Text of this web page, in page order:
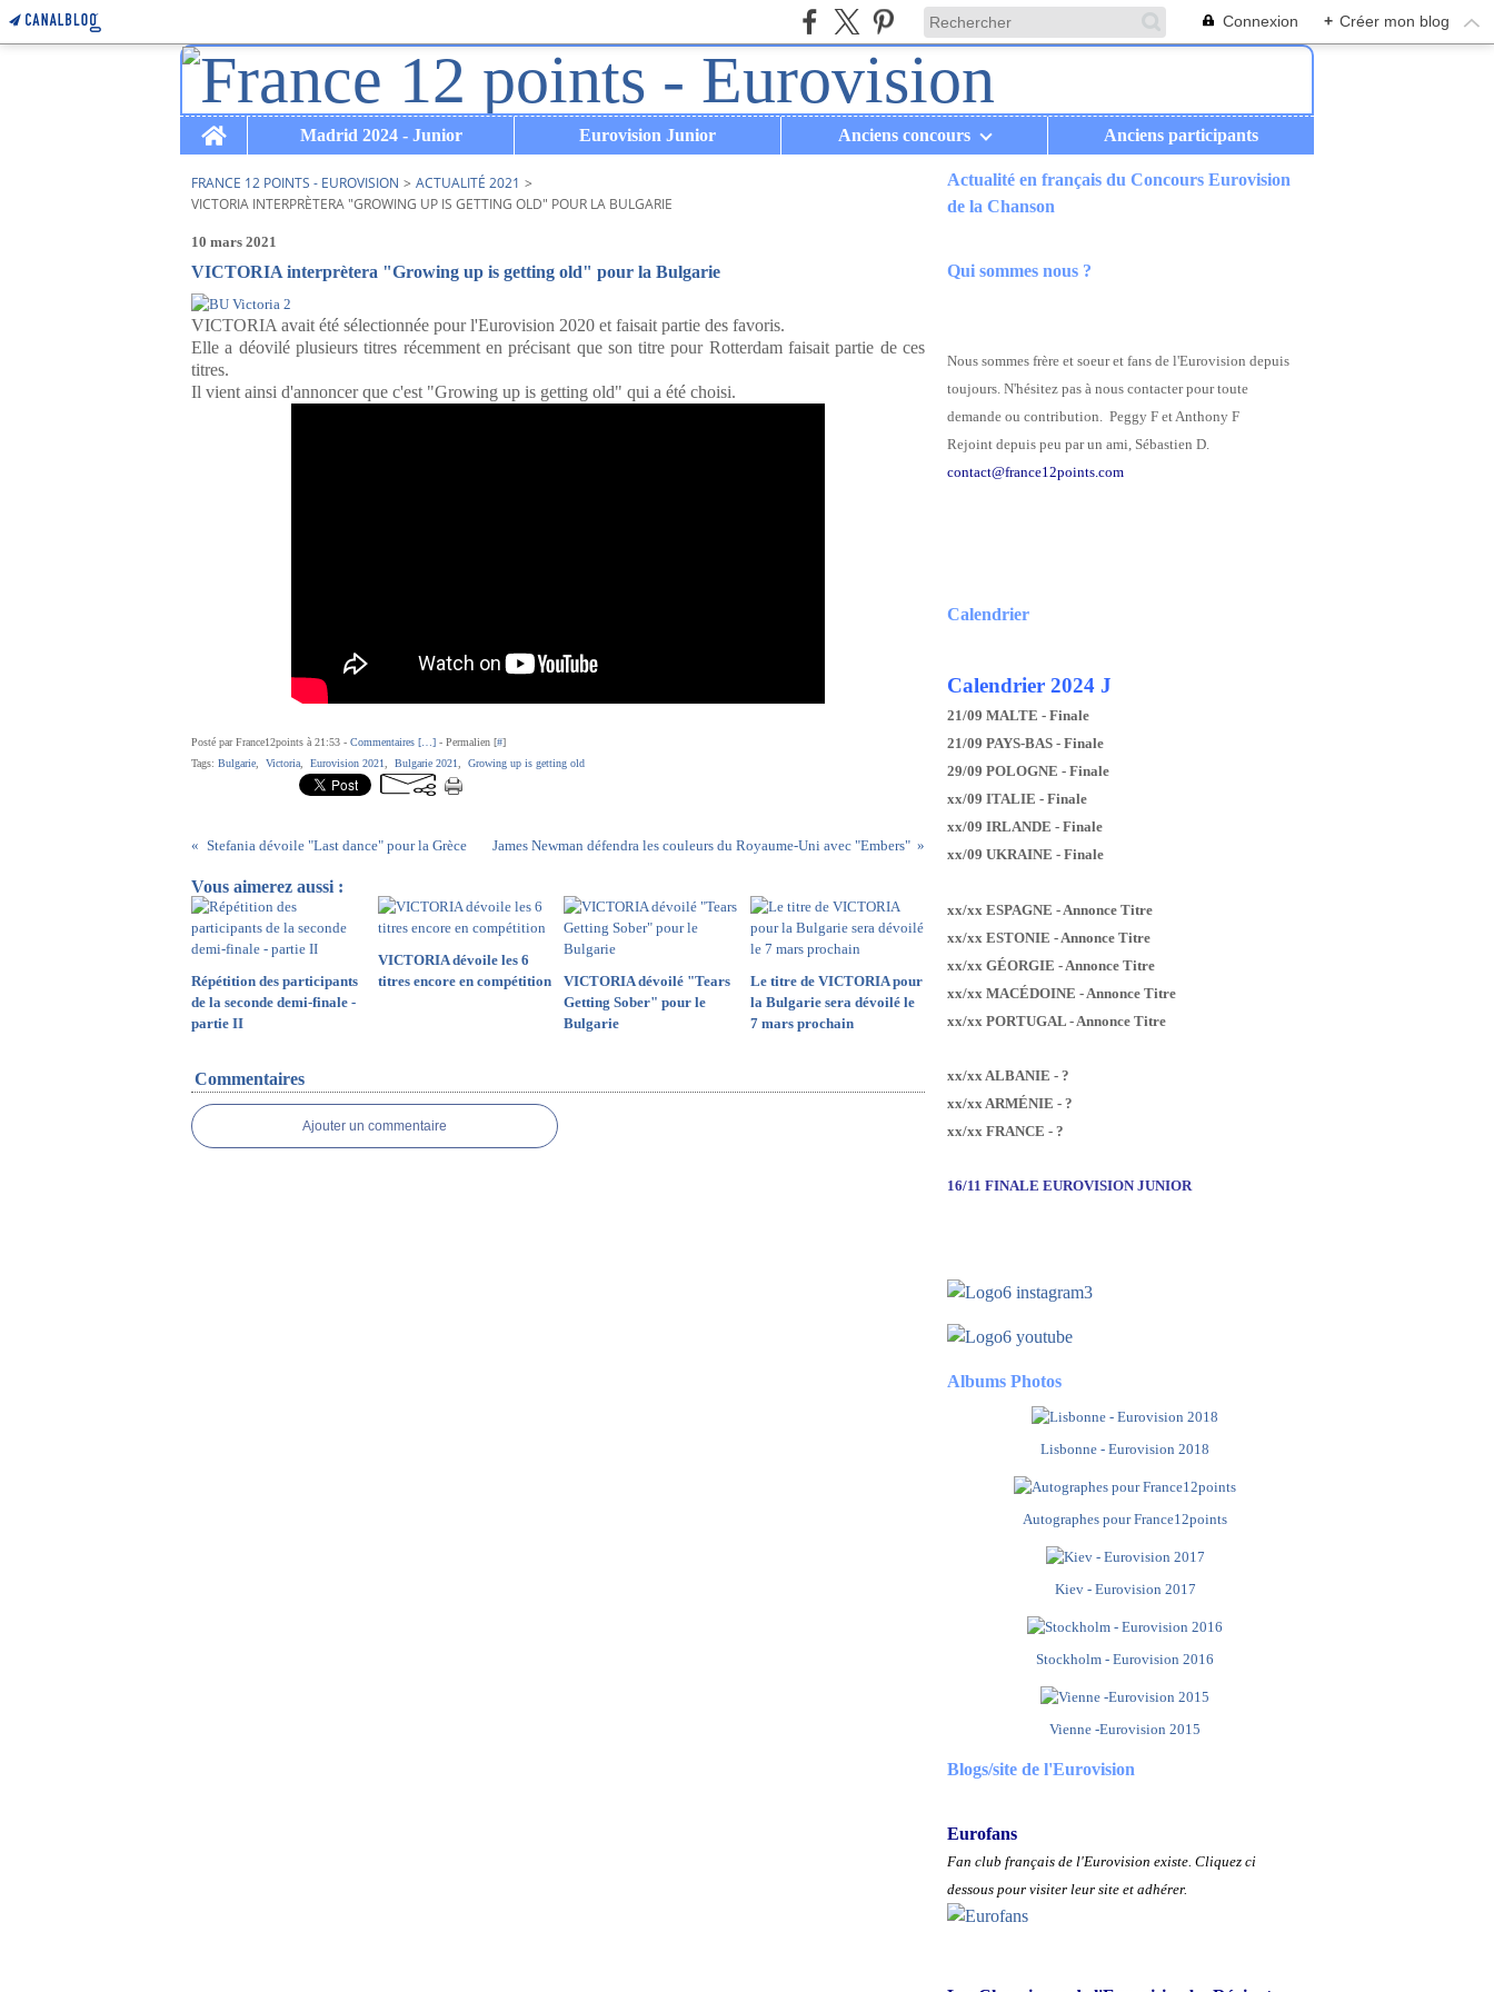
Connexion + Créer mon blog
Home
Madrid 2024 - Junior Eurovision Junior Anciens concours Anciens participants
FRANCE 12 POINTS - EUROVISION > ACTUALITÉ 2021 >
VICTORIA INTERPRÈTERA "GROWING UP IS GETTING OLD" POUR LA BULGARIE
10 mars 2021
VICTORIA interprètera "Growing up is getting old" pour la Bulgarie
VICTORIA avait été sélectionnée pour l'Eurovision 2020 et faisait partie des favoris.
Elle a déovilé plusieurs titres récemment en précisant que son titre pour Rotterdam faisait partie de ces
titres.
Il vient ainsi d'annoncer que c'est "Growing up is getting old" qui a été choisi.
Posté par France12points à 21:53 - Commentaires [ ] - Permalien [#]
Tags: Bulgarie Victoria Eurovision 2021 Bulgarie 2021 Growing up is getting old
Stefania dévoile "Last dance" pour la Grèce James Newman défendra les couleurs du Royaume-Uni avec "Embers"
Vous aimerez aussi :
Répétition des participants
de la seconde demi-finale -
partie II
VICTORIA dévoile les 6
titres encore en compétition
VICTORIA dévoilé "Tears
Getting Sober" pour le
Bulgarie
Le titre de VICTORIA pour
la Bulgarie sera dévoilé le
7 mars prochain
Commentaires
Ajouter un commentaire
Actualité en français du Concours Eurovision
de la Chanson
Qui sommes nous ?
Nous sommes frère et soeur et fans de l'Eurovision depuis
toujours. N'hésitez pas à nous contacter pour toute
demande ou contribution. Peggy F et Anthony F
Rejoint depuis peu par un ami, Sébastien D.
contact@france12points.com
Calendrier
Calendrier 2024 J
21/09 MALTE - Finale
21/09 PAYS-BAS - Finale
29/09 POLOGNE - Finale
xx/09 ITALIE - Finale
xx/09 IRLANDE - Finale
xx/09 UKRAINE - Finale
xx/xx ESPAGNE - Annonce Titre
xx/xx ESTONIE - Annonce Titre
xx/xx GÉORGIE - Annonce Titre
xx/xx MACÉDOINE - Annonce Titre
xx/xx PORTUGAL - Annonce Titre
xx/xx ALBANIE - ?
xx/xx ARMÉNIE - ?
xx/xx FRANCE - ?
16/11 FINALE EUROVISION JUNIOR
Albums Photos
Lisbonne - Eurovision 2018
Autographes pour France12points
Kiev - Eurovision 2017
Stockholm - Eurovision 2016
Vienne -Eurovision 2015
Blogs/site de l'Eurovision
Eurofans
Fan club français de l'Eurovision existe. Cliquez ci
dessous pour visiter leur site et adhérer.